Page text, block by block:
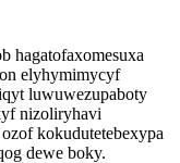
hagatofaxomesuxa
elyhymimycyf
luwuwezupaboty
nizoliryhavi
kokudutetebexypa
dewe boky.